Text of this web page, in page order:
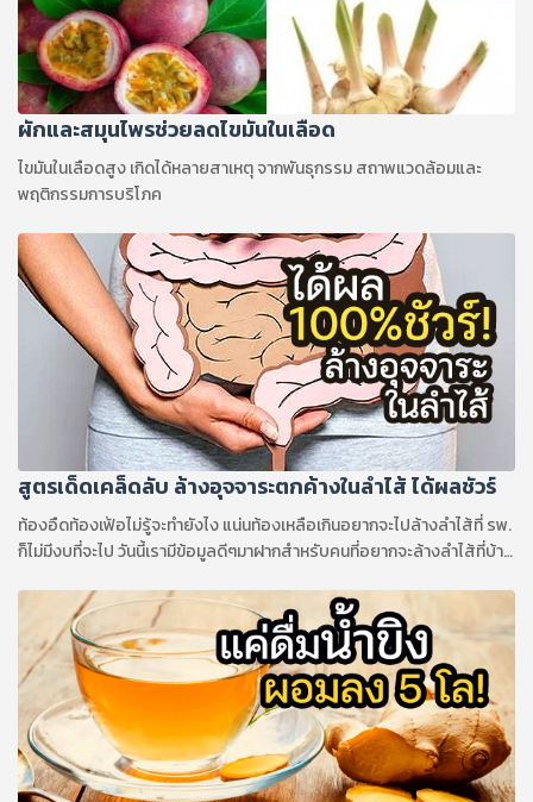
ผักและสมุนไพรช่วยลดไขมันในเลือด
ไขมันในเลือดสูง เกิดได้หลายสาเหตุ จากพันธุกรรม สถาพแวดล้อมและ
พฤติกรรมการบริโภค
สูตรเด็ดเคล็ดลับ ล้างอุจจาระตกค้างในลำไส้ ได้ผลชัวร์
ท้องอืดท้องเฟ้อไม่รู้จะทำยังไง แน่นท้องเหลือเกินอยากจะไปล้างลำไส้ที่ รพ.
ก็ไม่มีงบที่จะไป วันนี้เรามีข้อมูลดีๆมาฝากสำหรับคนที่อยากจะล้างลำไส้ที่บ้าน